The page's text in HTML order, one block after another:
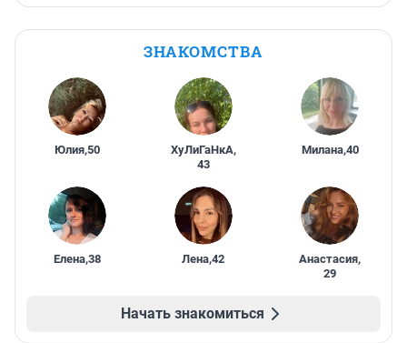
ЗНАКОМСТВА
Юлия,50 ХуЛиГаНкА,
43
Милана,40
Елена,38 Лена,42 Анастасия,
29
Начать знакомиться